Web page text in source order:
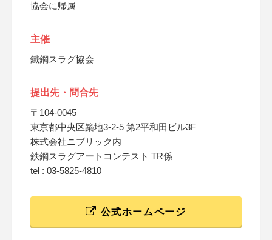
協会に帰属
主催
鐵鋼スラグ協会
提出先・問合先
〒104-0045
東京都中央区築地3-2-5 第2平和田ビル3F
株式会社ニブリック内
鉄鋼スラグアートコンテスト TR係
tel : 03-5825-4810
公式ホームページ